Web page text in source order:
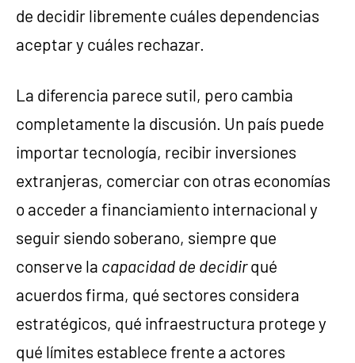
de decidir libremente cuáles dependencias
aceptar y cuáles rechazar.
La diferencia parece sutil, pero cambia
completamente la discusión. Un país puede
importar tecnología, recibir inversiones
extranjeras, comerciar con otras economías
o acceder a financiamiento internacional y
seguir siendo soberano, siempre que
conserve la capacidad de decidirqué
acuerdos firma, qué sectores considera
estratégicos, qué infraestructura protege y
qué límites establece frente a actores